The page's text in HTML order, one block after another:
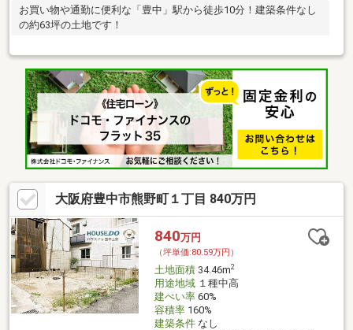
お買い物や通勤に便利な「豊中」駅から徒歩10分！建築条件なし
の約63坪の土地です！
大阪府豊中市熊野町１丁目 840万円
840万円
（坪単価:80.59万円）
土地面積34.46m2
用途地域１種中高
建ぺい率60%
容積率160%
建築条件なし